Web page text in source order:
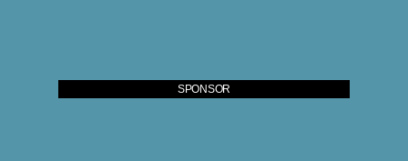
SPONSOR